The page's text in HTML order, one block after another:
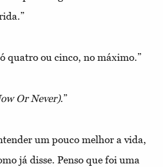
quatro ou cinco, no máximo.”
Or Never).”
um pouco melhor a vida,
já disse. Penso que foi uma